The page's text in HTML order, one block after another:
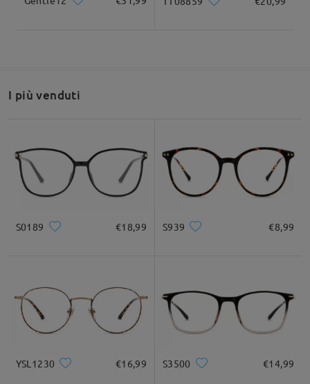
I più venduti
S0189 €18,99 S939 €8,99
YSL1230 €16,99 S3500 €14,99